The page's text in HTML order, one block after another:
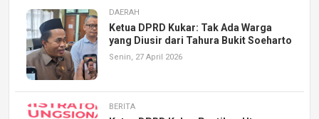
DAERAH
Ketua DPRD Kukar: Tak Ada Warga
yang Diusir dari Tahura Bukit Soeharto
Senin, 27 April 2026
BERITA